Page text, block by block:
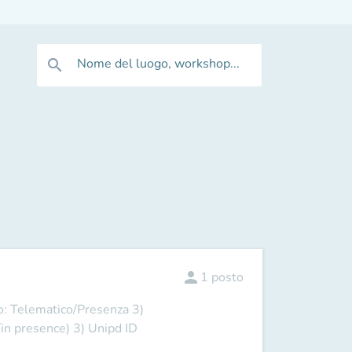
search Nome del luogo, workshop...
Telematico/Presenza 3)
presence) 3) Unipd ID
person 1 posto